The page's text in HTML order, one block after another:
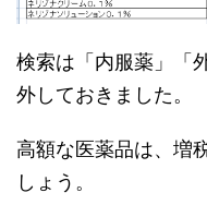
検索は「内服薬」「
外しておきました。
高額な医薬品は、増
しょう。